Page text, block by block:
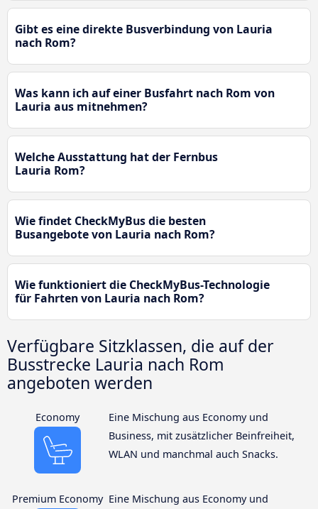
Gibt es eine direkte Busverbindung von Lauria
nach Rom?
Was kann ich auf einer Busfahrt nach Rom von
Lauria aus mitnehmen?
Welche Ausstattung hat der Fernbus
Lauria Rom?
Wie findet CheckMyBus die besten
Busangebote von Lauria nach Rom?
Wie funktioniert die CheckMyBus-Technologie
für Fahrten von Lauria nach Rom?
Verfügbare Sitzklassen, die auf der
Busstrecke Lauria nach Rom
angeboten werden
Economy
Eine Mischung aus Economy und
Business, mit zusätzlicher Beinfreiheit,
WLAN und manchmal auch Snacks.
Premium Economy Eine Mischung aus Economy und